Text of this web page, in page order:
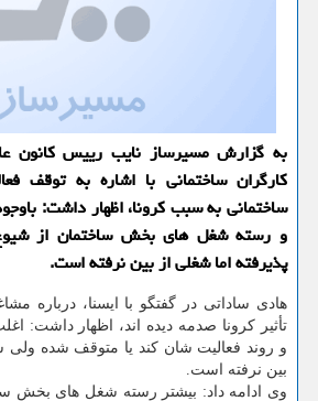
به گزارش مسیرساز نایب رییس كانون
كارگران ساختمانی با اشاره به توقف
ساختمانی به سبب كرونا، اظهار داشت:
و رسته شغل های بخش ساختمان از
پذیرفته اما شغلی از بین نرفته است.
هادی ساداتی در گفتگو با ایسنا، درباره
تأثیر كرونا صدمه دیده اند، اظهار داشت:
و روند فعالیت شان كند یا متوقف شده ولی
بین نرفته است.
وی ادامه داد: بیشتر رسته شغل های بخش